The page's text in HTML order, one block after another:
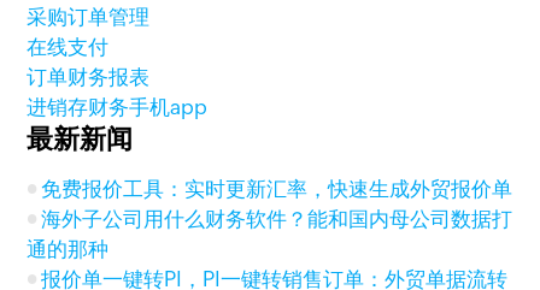
采购订单管理
在线支付
订单财务报表
进销存财务手机app
最新新闻
免费报价工具：实时更新汇率，快速生成外贸报价单
海外子公司用什么财务软件？能和国内母公司数据打
通的那种
报价单一键转PI，PI一键转销售订单：外贸单据流转